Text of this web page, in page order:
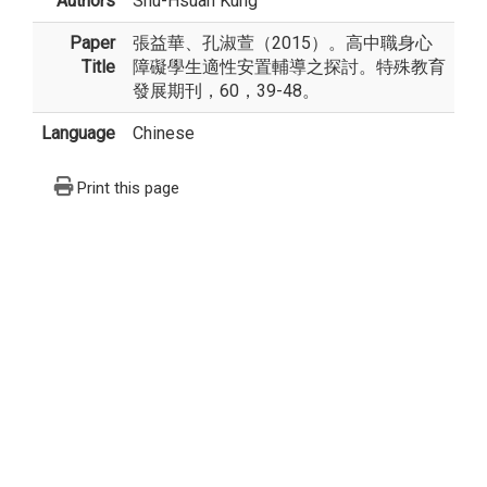
Paper
Title
張益華、孔淑萱（2015）。高中職身心
障礙學生適性安置輔導之探討。特殊教育
發展期刊，60，39-48。
Language Chinese
Print this page